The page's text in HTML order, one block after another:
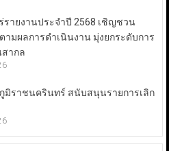
รายงานประจำปี 2568 เชิญชวน
มผลการดำเนินงาน มุ่งยกระดับการ
ากล
มิราชนครินทร์ สนับสนุนรายการเลิก